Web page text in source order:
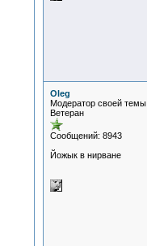
Oleg
Модератор своей темы
Ветеран
Сообщений: 8943
Йожык в нирване